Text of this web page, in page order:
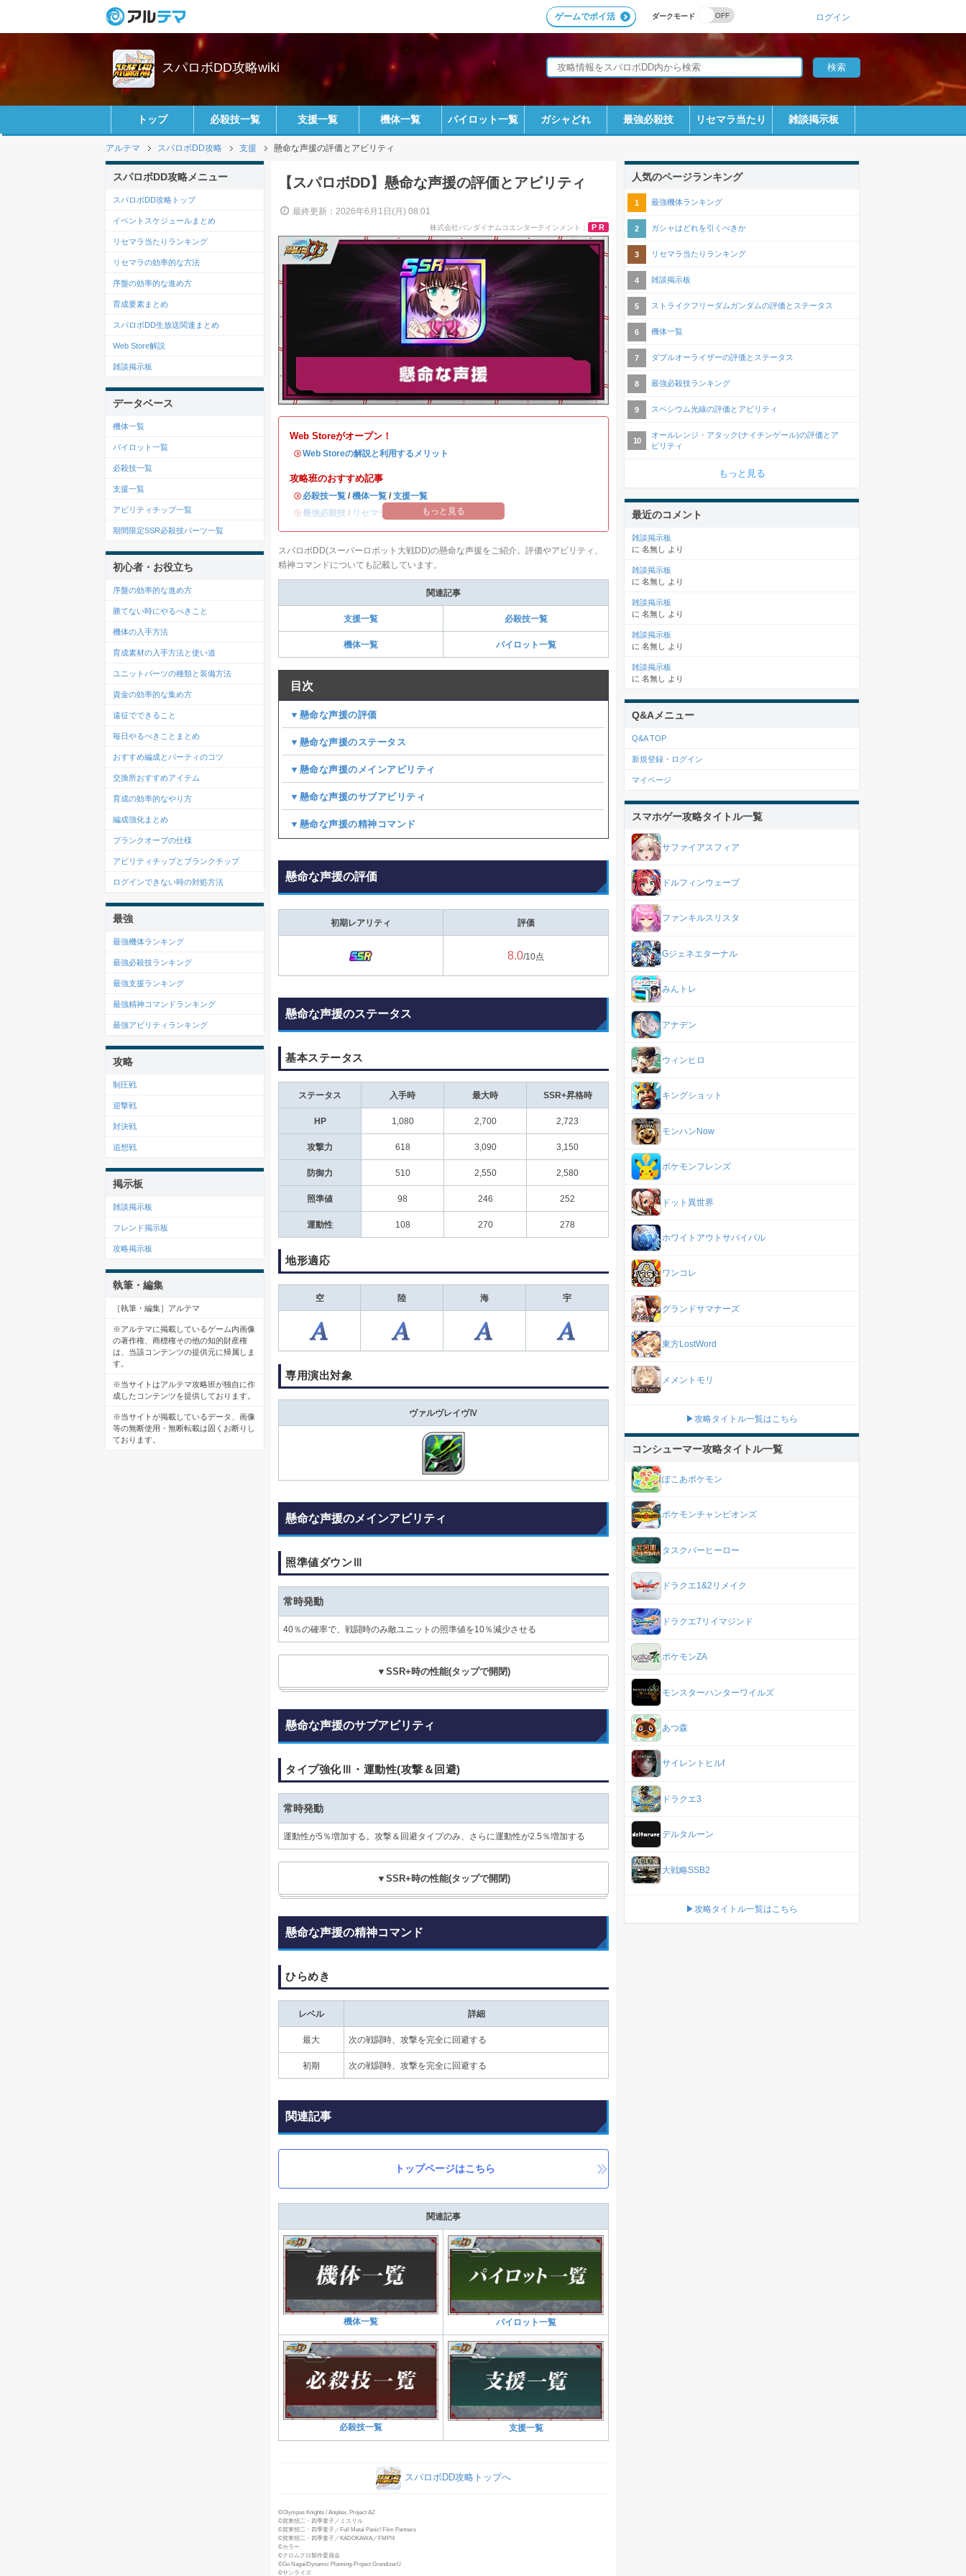
ダークモード
ゲームでポイ活 ログイン
スパロボDD攻略wiki
トップ 必殺技一覧 支援一覧 機体一覧 パイロット一覧 ガシャどれ 最強必殺技 リセマラ当たり 雑談掲示板
アルテマ スパロボDD攻略 支援 懸命な声援の評価とアビリティ
【スパロボDD】懸命な声援の評価とアビリティ
最終更新：2026年6月1日(月) 08:01
PR
Web Storeがオープン！
・Web Storeの解説と利用するメリット
攻略班のおすすめ記事
・ 必殺技一覧 / 機体一覧 / 支援一覧
・最強必殺技 / リセマラ当たりランキング
もっと見る
スパロボDD(スーパーロボット大戦DD)の懸命な声援をご紹介。評価やアビリティ、
精神コマンドについても記載しています。
関連記事
支援一覧 必殺技一覧
機体一覧 パイロット一覧
目次
▼懸命な声援の評価
▼懸命な声援のステータス
▼懸命な声援のメインアビリティ
▼懸命な声援のサブアビリティ
▼懸命な声援の精神コマンド
懸命な声援の評価
初期レアリティ 評価
8.0/10点
懸命な声援のステータス
基本ステータス
ステータス 入手時 最大時 SSR+昇格時
HP 1,080 2,700 2,723
攻撃力 618 3,090 3,150
防御力 510 2,550 2,580
照準値 98 246 252
運動性 108 270 278
地形適応
空 陸 海 宇
専用演出対象
ヴァルヴレイヴⅣ
懸命な声援のメインアビリティ
照準値ダウンⅢ
常時発動
40％の確率で、戦闘時のみ敵ユニットの照準値を10％減少させる
▼SSR+時の性能(タップで開閉)
懸命な声援のサブアビリティ
タイプ強化Ⅲ・運動性(攻撃＆回避)
常時発動
運動性が5％増加する。攻撃＆回避タイプのみ、さらに運動性が2.5％増加する
▼SSR+時の性能(タップで開閉)
懸命な声援の精神コマンド
ひらめき
レベル 詳細
最大 次の戦闘時、攻撃を完全に回避する
初期 次の戦闘時、攻撃を完全に回避する
関連記事
トップページはこちら
関連記事
機体一覧 パイロット一覧
必殺技一覧 支援一覧
スパロボDD攻略トップへ
©Olympus Knights / Aniplex, Project AZ
©賀東招二・四季童子／ミスリル
©賀東招二・四季童子／Full Metal Panic! Film Partners
©賀東招二・四季童子／KADOKAWA／FMP!4
©カラー
©クロムクロ製作委員会
©Go Nagai/Dynamic Planning-Project GrendizerU
©サンライズ
スパロボDD攻略メニュー
スパロボDD攻略トップ
イベントスケジュールまとめ
リセマラ当たりランキング
リセマラの効率的な方法
序盤の効率的な進め方
育成要素まとめ
スパロボDD生放送関連まとめ
Web Store解説
雑談掲示板
データベース
機体一覧
パイロット一覧
必殺技一覧
支援一覧
アビリティチップ一覧
期間限定SSR必殺技パーツ一覧
初心者・お役立ち
序盤の効率的な進め方
勝てない時にやるべきこと
機体の入手方法
育成素材の入手方法と使い道
ユニットパーツの種類と装備方法
資金の効率的な集め方
遠征でできること
毎日やるべきことまとめ
おすすめ編成とパーティのコツ
交換所おすすめアイテム
育成の効率的なやり方
編成強化まとめ
ブランクオーブの仕様
アビリティチップとブランクチップ
ログインできない時の対処方法
最強
最強機体ランキング
最強必殺技ランキング
最強支援ランキング
最強精神コマンドランキング
最強アビリティランキング
攻略
制圧戦
迎撃戦
対決戦
追想戦
掲示板
雑談掲示板
フレンド掲示板
攻略掲示板
執筆・編集
［執筆・編集］アルテマ
※アルテマに掲載しているゲーム内画像
の著作権、商標権その他の知的財産権
は、当該コンテンツの提供元に帰属しま
す。
※当サイトはアルテマ攻略班が独自に作
成したコンテンツを提供しております。
※当サイトが掲載しているデータ、画像
等の無断使用・無断転載は固くお断りし
ております。
人気のページランキング
最強機体ランキング
ガシャはどれを引くべきか
リセマラ当たりランキング
雑談掲示板
ストライクフリーダムガンダムの評価とステータス
機体一覧
ダブルオーライザーの評価とステータス
最強必殺技ランキング
スペシウム光線の評価とアビリティ
オールレンジ・アタック(ナイチンゲール)の評価とア
ビリティ
もっと見る
最近のコメント
雑談掲示板
に 名無し より
雑談掲示板
に 名無し より
雑談掲示板
に 名無し より
雑談掲示板
に 名無し より
雑談掲示板
に 名無し より
Q&Aメニュー
Q&A TOP
新規登録・ログイン
マイページ
スマホゲー攻略タイトル一覧
サファイアスフィア
ドルフィンウェーブ
ファンキルスリスタ
Gジェネエターナル
みんトレ
アナデン
ウィンヒロ
キングショット
モンハンNow
ポケモンフレンズ
ドット異世界
ホワイトアウトサバイバル
ワンコレ
グランドサマナーズ
東方LostWord
メメントモリ
▶攻略タイトル一覧はこちら
コンシューマー攻略タイトル一覧
ぽこあポケモン
ポケモンチャンピオンズ
タスクバーヒーロー
ドラクエ1&2リメイク
ドラクエ7リイマジンド
ポケモンZA
モンスターハンターワイルズ
あつ森
サイレントヒルf
ドラクエ3
デルタルーン
大戦略SSB2
▶攻略タイトル一覧はこちら